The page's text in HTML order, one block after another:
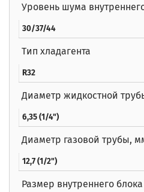
Уровень шума
30/37/44
Тип хладагента
R32
Диаметр жидкостной
6,35 (1/4")
Диаметр газовой трубы,
12,7 (1/2")
Размер внутреннего